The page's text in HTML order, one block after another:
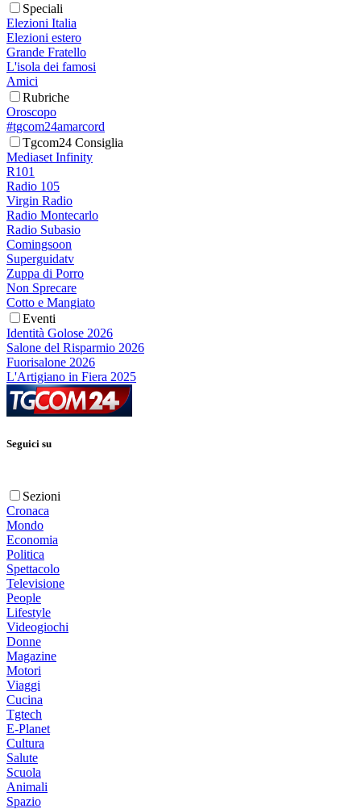
Speciali
Elezioni Italia
Elezioni estero
Grande Fratello
L'isola dei famosi
Amici
Rubriche
Oroscopo
#tgcom24amarcord
Tgcom24 Consiglia
Mediaset Infinity
R101
Radio 105
Virgin Radio
Radio Montecarlo
Radio Subasio
Comingsoon
Superguidatv
Zuppa di Porro
Non Sprecare
Cotto e Mangiato
Eventi
Identità Golose 2026
Salone del Risparmio 2026
Fuorisalone 2026
L'Artigiano in Fiera 2025
Seguici su
Sezioni
Cronaca
Mondo
Economia
Politica
Spettacolo
Televisione
People
Lifestyle
Videogiochi
Donne
Magazine
Motori
Viaggi
Cucina
Tgtech
E-Planet
Cultura
Salute
Scuola
Animali
Spazio